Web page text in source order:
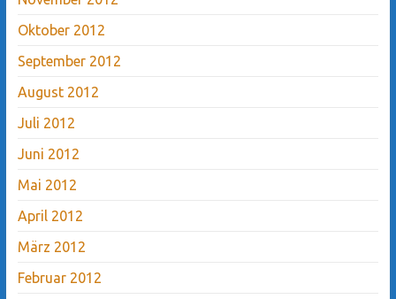
Oktober 2012
September 2012
August 2012
Juli 2012
Juni 2012
Mai 2012
April 2012
März 2012
Februar 2012